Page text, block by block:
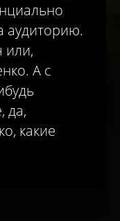
аудиторию.
или,
А с
да,
какие